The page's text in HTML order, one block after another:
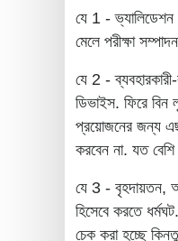
যে 1 - ভ্যালিডেশন
মেলে পরীক্ষা
যে 2 -
ডিভাইস. ফিরে
প্রয়োজনের জন্য
করবেন না. যত
যে 3 - বৃহদায়তন,
হিসেবে করতে
চেক করা হচ্ছে